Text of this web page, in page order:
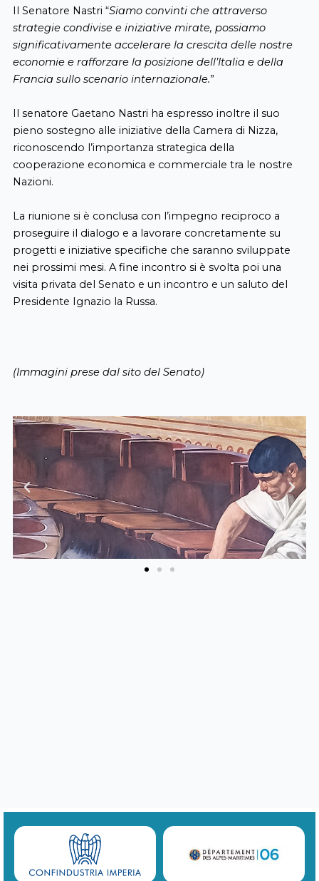
Il Senatore Nastri “Siamo convinti che attraverso
strategie condivise e iniziative mirate, possiamo
significativamente accelerare la crescita delle nostre
economie e rafforzare la posizione dell’Italia e della
Francia sullo scenario internazionale.”
Il senatore Gaetano Nastri ha espresso inoltre il suo
pieno sostegno alle iniziative della Camera di Nizza,
riconoscendo l’importanza strategica della
cooperazione economica e commerciale tra le nostre
Nazioni.
La riunione si è conclusa con l’impegno reciproco a
proseguire il dialogo e a lavorare concretamente su
progetti e iniziative specifiche che saranno sviluppate
nei prossimi mesi. A fine incontro si è svolta poi una
visita privata del Senato e un incontro e un saluto del
Presidente Ignazio la Russa.
(Immagini prese dal sito del Senato)
Previous Next